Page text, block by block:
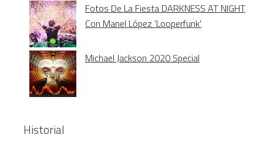
Fotos De La Fiesta DARKNESS AT NIGHT
Con Manel López 'Looperfunk'
Michael Jackson 2020 Special
Historial